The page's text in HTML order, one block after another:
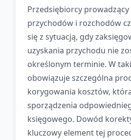
Przedsiębiorcy
przychodów i rozchodów
się z sytuacją, gdy
uzyskania przychodu nie
określonym terminie. W
obowiązuje szczególna
korygowania kosztów,
sporządzenia
księgowego. Dowód
kluczowy element tej